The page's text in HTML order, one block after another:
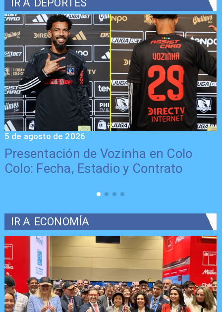
IR A DEPORTES
Presentación de Vozinha en Colo
Colo: Fecha, Estadio y Contrato
5 de agosto de 2026
IR A ECONOMÍA